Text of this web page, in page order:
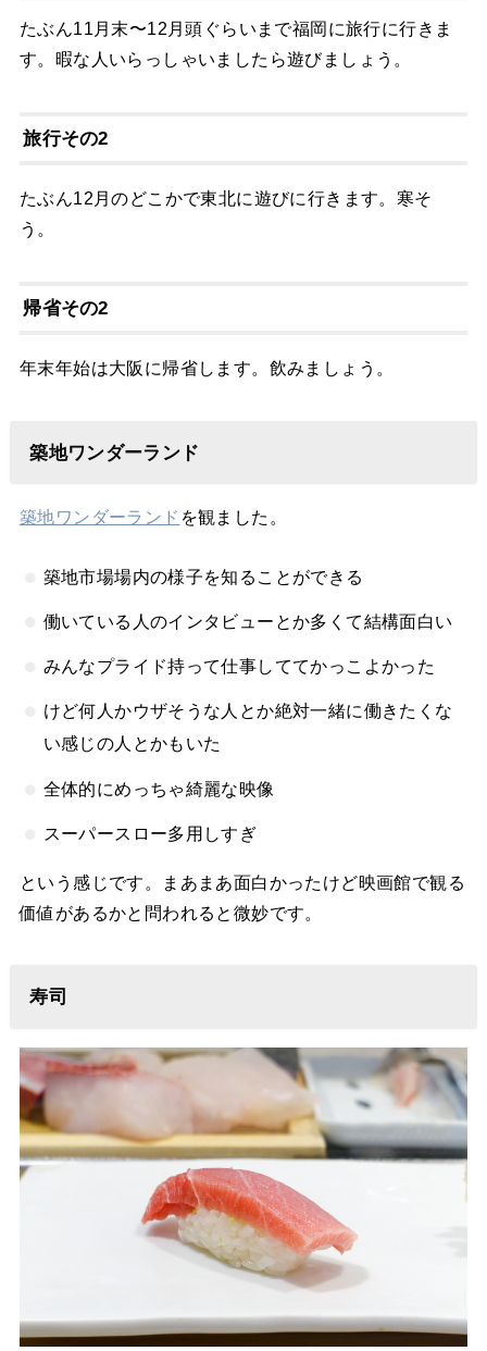
たぶん11月末〜12月頭ぐらいまで福岡に旅行に行きま
す。暇な人いらっしゃいましたら遊びましょう。
旅行その2
たぶん12月のどこかで東北に遊びに行きます。寒そ
う。
帰省その2
年末年始は大阪に帰省します。飲みましょう。
築地ワンダーランド
築地ワンダーランド を観ました。
築地市場場内の様子を知ることができる
働いている人のインタビューとか多くて結構面白い
みんなプライド持って仕事しててかっこよかった
けど何人かウザそうな人とか絶対一緒に働きたくな
い感じの人とかもいた
全体的にめっちゃ綺麗な映像
スーパースロー多用しすぎ
という感じです。まあまあ面白かったけど映画館で観る
価値があるかと問われると微妙です。
寿司